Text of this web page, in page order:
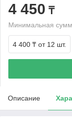
4 450 ₸
Минимальная
4 400 ₸ от 12 шт.
Описание